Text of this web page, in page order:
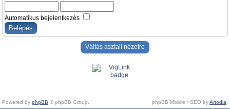
Automatikus bejelentkezés
Váltás asztali nézetre
Powered by phpBB © phpBB Group. phpBB Mobile / SEO byArtodia.